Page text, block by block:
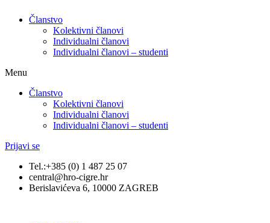
Članstvo
Kolektivni članovi
Individualni članovi
Individualni članovi – studenti
Menu
Članstvo
Kolektivni članovi
Individualni članovi
Individualni članovi – studenti
Prijavi se
Tel.:+385 (0) 1 487 25 07
central@hro-cigre.hr
Berislavićeva 6, 10000 ZAGREB